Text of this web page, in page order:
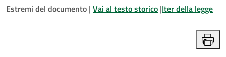
Estremi del documento | Vai al testo storico |Iter della legge